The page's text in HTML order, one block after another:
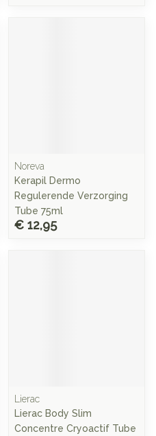
Noreva
Kerapil Dermo
Regulerende Verzorging
Tube 75ml
€ 12,95
Lierac
Lierac Body Slim
Concentre Cryoactif Tube